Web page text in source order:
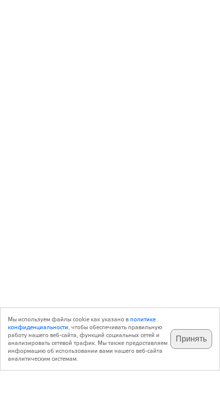
подпишитесь на наш
телеграм @archi_ru
✕
с 20 июля 1999 г.
Мы используем файлы cookie как указано вполитике
конфиденциальности, чтобы обеспечивать правильную
работу нашего веб-сайта, функций социальных сетей и
анализировать сетевой трафик. Мы также предоставляем
информацию об использовании вами нашего веб-сайта
аналитическим системам.
Принять